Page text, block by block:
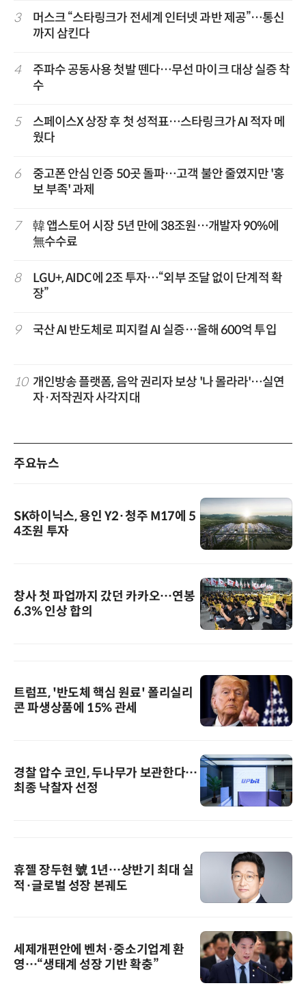
3
머스크 “스타링크가 전세계 인터넷 과반 제공”…통신
까지 삼킨다
4
주파수 공동사용 첫발 뗀다…무선 마이크 대상 실증 착
수
5
스페이스X 상장 후 첫 성적표…스타링크가 AI 적자 메
웠다
6
중고폰 안심 인증 50곳 돌파…고객 불안 줄였지만 '홍
보 부족' 과제
7
韓 앱스토어 시장 5년 만에 38조원…개발자 90%에
無수수료
8
LGU+, AIDC에 2조 투자…“외부 조달 없이 단계적 확
장”
9 국산 AI 반도체로 피지컬 AI 실증…올해 600억 투입
10 개인방송 플랫폼, 음악 권리자 보상 '나 몰라라'…실연
자·저작권자 사각지대
주요뉴스
SK하이닉스, 용인 Y2·청주 M17에 5
4조원 투자
창사 첫 파업까지 갔던 카카오…연봉
6.3% 인상 합의
트럼프, '반도체 핵심 원료' 폴리실리
콘 파생상품에 15% 관세
경찰 압수 코인, 두나무가 보관한다…
최종 낙찰자 선정
휴젤 장두현 號 1년…상반기 최대 실
적·글로벌 성장 본궤도
세제개편안에 벤처·중소기업계 환
영…“생태계 성장 기반 확충”